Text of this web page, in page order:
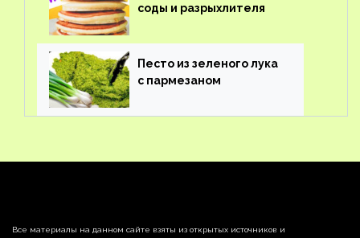
соды и разрыхлителя
Песто из зеленого лука
с пармезаном
Все материалы на данном сайте взяты из открытых источников и